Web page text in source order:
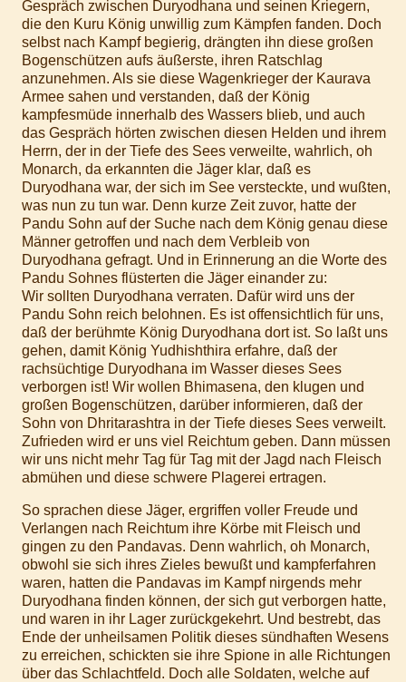
Gespräch zwischen Duryodhana und seinen Kriegern,
die den Kuru König unwillig zum Kämpfen fanden. Doch
selbst nach Kampf begierig, drängten ihn diese großen
Bogenschützen aufs äußerste, ihren Ratschlag
anzunehmen. Als sie diese Wagenkrieger der Kaurava
Armee sahen und verstanden, daß der König
kampfesmüde innerhalb des Wassers blieb, und auch
das Gespräch hörten zwischen diesen Helden und ihrem
Herrn, der in der Tiefe des Sees verweilte, wahrlich, oh
Monarch, da erkannten die Jäger klar, daß es
Duryodhana war, der sich im See versteckte, und wußten,
was nun zu tun war. Denn kurze Zeit zuvor, hatte der
Pandu Sohn auf der Suche nach dem König genau diese
Männer getroffen und nach dem Verbleib von
Duryodhana gefragt. Und in Erinnerung an die Worte des
Pandu Sohnes flüsterten die Jäger einander zu:
Wir sollten Duryodhana verraten. Dafür wird uns der
Pandu Sohn reich belohnen. Es ist offensichtlich für uns,
daß der berühmte König Duryodhana dort ist. So laßt uns
gehen, damit König Yudhishthira erfahre, daß der
rachsüchtige Duryodhana im Wasser dieses Sees
verborgen ist! Wir wollen Bhimasena, den klugen und
großen Bogenschützen, darüber informieren, daß der
Sohn von Dhritarashtra in der Tiefe dieses Sees verweilt.
Zufrieden wird er uns viel Reichtum geben. Dann müssen
wir uns nicht mehr Tag für Tag mit der Jagd nach Fleisch
abmühen und diese schwere Plagerei ertragen.
So sprachen diese Jäger, ergriffen voller Freude und
Verlangen nach Reichtum ihre Körbe mit Fleisch und
gingen zu den Pandavas. Denn wahrlich, oh Monarch,
obwohl sie sich ihres Zieles bewußt und kampferfahren
waren, hatten die Pandavas im Kampf nirgends mehr
Duryodhana finden können, der sich gut verborgen hatte,
und waren in ihr Lager zurückgekehrt. Und bestrebt, das
Ende der unheilsamen Politik dieses sündhaften Wesens
zu erreichen, schickten sie ihre Spione in alle Richtungen
über das Schlachtfeld. Doch alle Soldaten, welche auf